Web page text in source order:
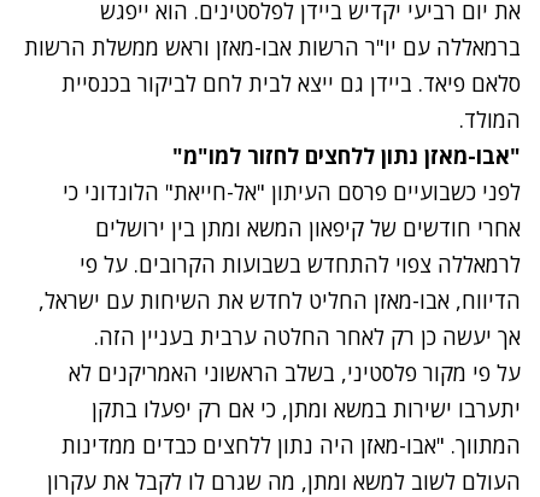
את יום רביעי יקדיש ביידן לפלסטינים. הוא ייפגש
ברמאללה עם יו"ר הרשות אבו-מאזן וראש ממשלת הרשות
סלאם פיאד. ביידן גם ייצא לבית לחם לביקור בכנסיית
המולד.
"אבו-מאזן נתון ללחצים לחזור למו"מ"
נתקלנו בבעיה
נסה שוב
לפני כשבועיים פרסם העיתון "אל-חייאת" הלונדוני כי
אחרי חודשים של קיפאון המשא ומתן בין ירושלים
לרמאללה צפוי להתחדש בשבועות הקרובים. על פי
הדיווח, אבו-מאזן החליט לחדש את השיחות עם ישראל,
אך יעשה כן רק לאחר החלטה ערבית בעניין הזה.
על פי מקור פלסטיני, בשלב הראשוני האמריקנים לא
יתערבו ישירות במשא ומתן, כי אם רק יפעלו בתקן
המתווך. "אבו-מאזן היה נתון ללחצים כבדים ממדינות
העולם לשוב למשא ומתן, מה שגרם לו לקבל את עקרון